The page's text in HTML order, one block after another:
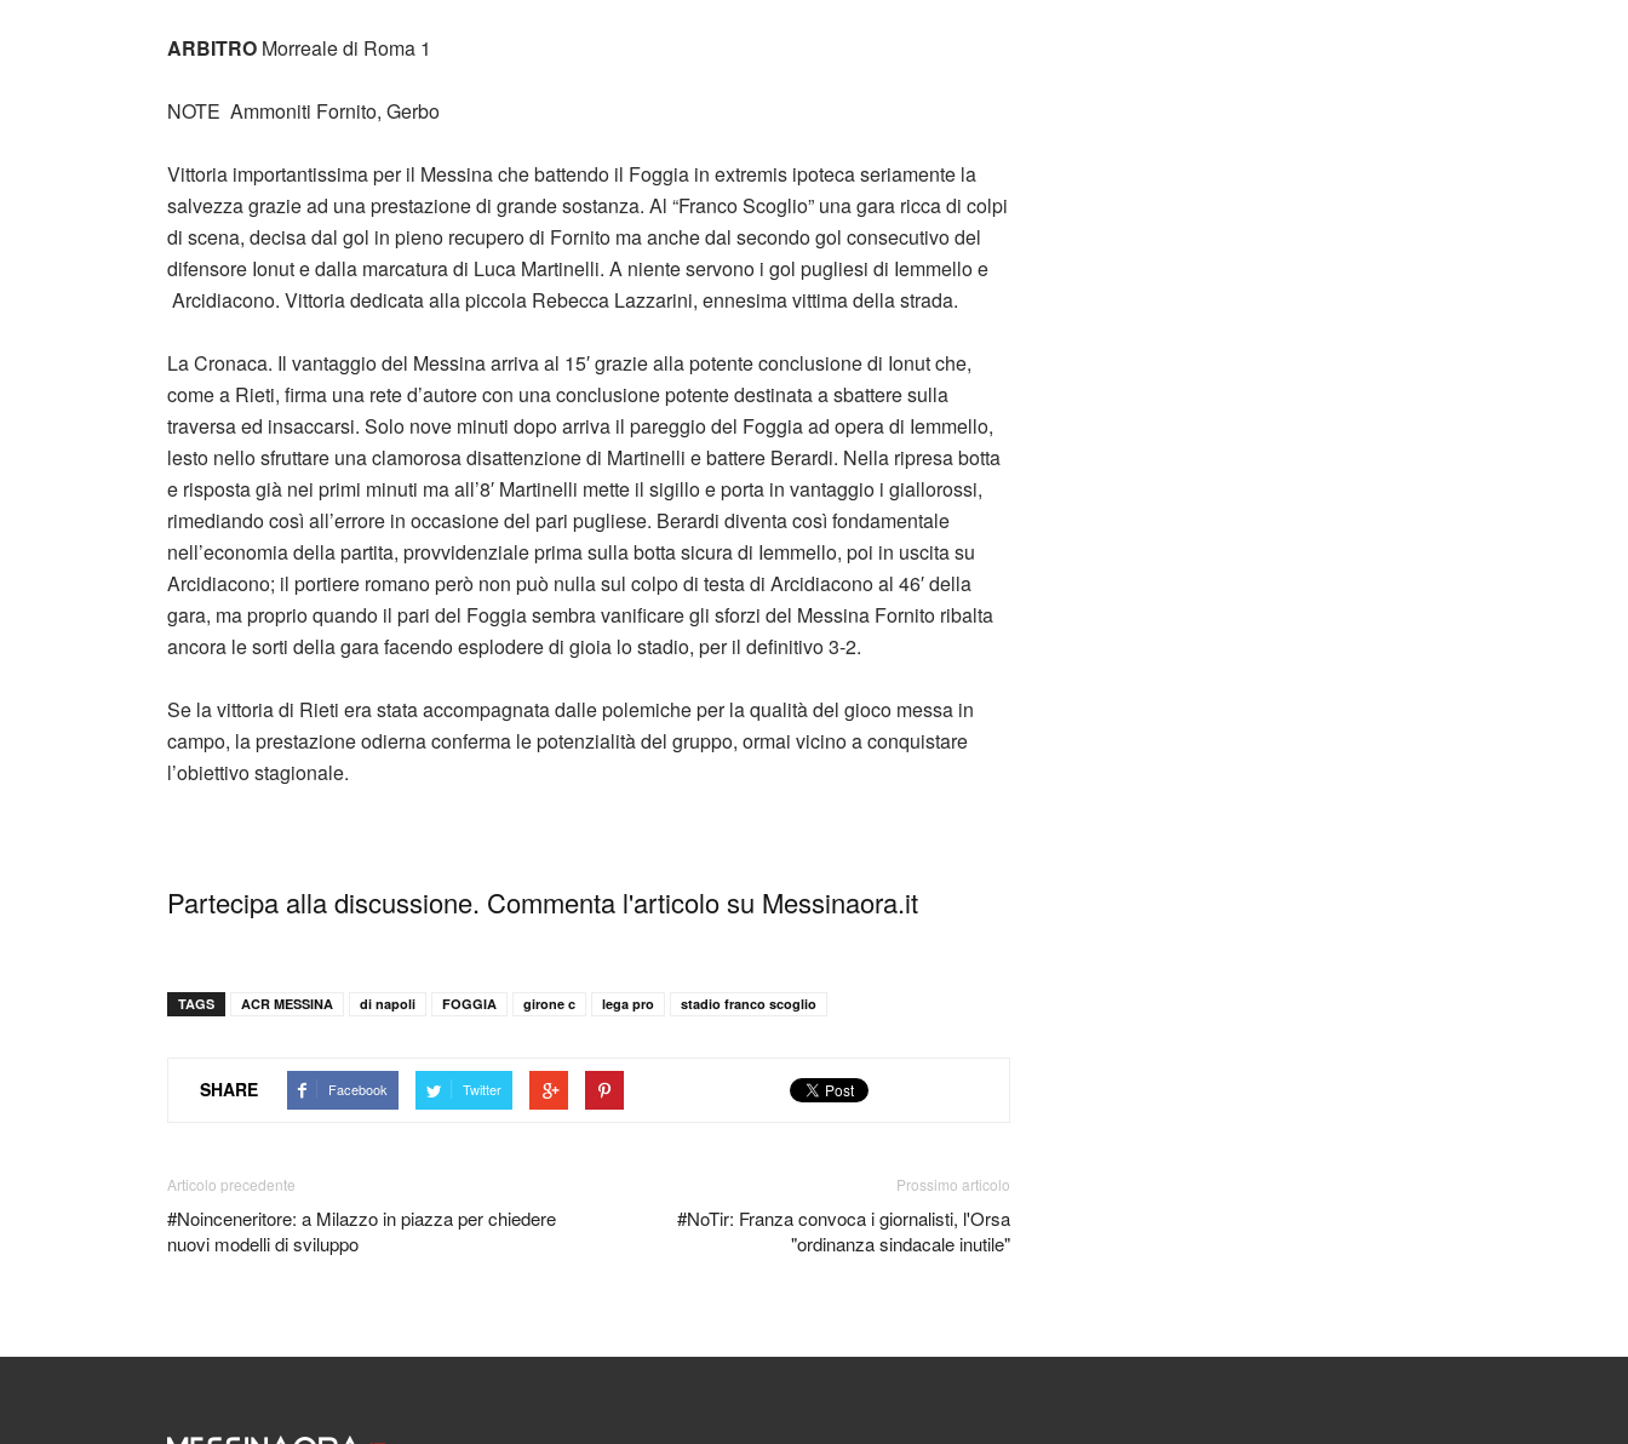
ARBITRO Morreale di Roma 1
NOTE Ammoniti Fornito, Gerbo
Vittoria importantissima per il Messina che battendo il Foggia in extremis ipoteca seriamente la
salvezza grazie ad una prestazione di grande sostanza. Al “Franco Scoglio” una gara ricca di colpi
di scena, decisa dal gol in pieno recupero di Fornito ma anche dal secondo gol consecutivo del
difensore Ionut e dalla marcatura di Luca Martinelli. A niente servono i gol pugliesi di Iemmello e
Arcidiacono. Vittoria dedicata alla piccola Rebecca Lazzarini, ennesima vittima della strada.
La Cronaca. Il vantaggio del Messina arriva al 15′ grazie alla potente conclusione di Ionut che,
come a Rieti, firma una rete d’autore con una conclusione potente destinata a sbattere sulla
traversa ed insaccarsi. Solo nove minuti dopo arriva il pareggio del Foggia ad opera di Iemmello,
lesto nello sfruttare una clamorosa disattenzione di Martinelli e battere Berardi. Nella ripresa botta
e risposta già nei primi minuti ma all’8′ Martinelli mette il sigillo e porta in vantaggio i giallorossi,
rimediando così all’errore in occasione del pari pugliese. Berardi diventa così fondamentale
nell’economia della partita, provvidenziale prima sulla botta sicura di Iemmello, poi in uscita su
Arcidiacono; il portiere romano però non può nulla sul colpo di testa di Arcidiacono al 46′ della
gara, ma proprio quando il pari del Foggia sembra vanificare gli sforzi del Messina Fornito ribalta
ancora le sorti della gara facendo esplodere di gioia lo stadio, per il definitivo 3-2.
Se la vittoria di Rieti era stata accompagnata dalle polemiche per la qualità del gioco messa in
campo, la prestazione odierna conferma le potenzialità del gruppo, ormai vicino a conquistare
l’obiettivo stagionale.
Partecipa alla discussione. Commenta l'articolo su Messinaora.it
TAGS ACR MESSINA di napoli FOGGIA girone c lega pro stadio franco scoglio
SHARE Facebook Twitter
Articolo precedente
#Noinceneritore: a Milazzo in piazza per chiedere
nuovi modelli di sviluppo
Prossimo articolo
#NoTir: Franza convoca i giornalisti, l'Orsa
"ordinanza sindacale inutile"